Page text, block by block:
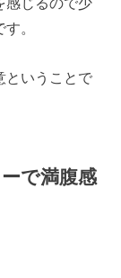
。
ということで
で満腹感